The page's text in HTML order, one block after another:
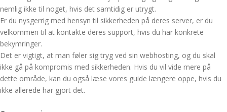
nemlig ikke til noget, hvis det samtidig er utrygt.
Er du nysgerrig med hensyn til sikkerheden på deres server, er du
velkommen til at kontakte deres support, hvis du har konkrete
bekymringer.
Det er vigtigt, at man føler sig tryg ved sin webhosting, og du skal
ikke gå på kompromis med sikkerheden. Hvis du vil vide mere på
dette område, kan du også læse vores guide længere oppe, hvis du
ikke allerede har gjort det.